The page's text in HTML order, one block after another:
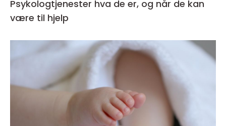
Psykologtjenester hva de er, og når de kan
være til hjelp